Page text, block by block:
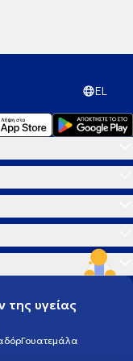
EL
υγείας
Γουατεμάλα